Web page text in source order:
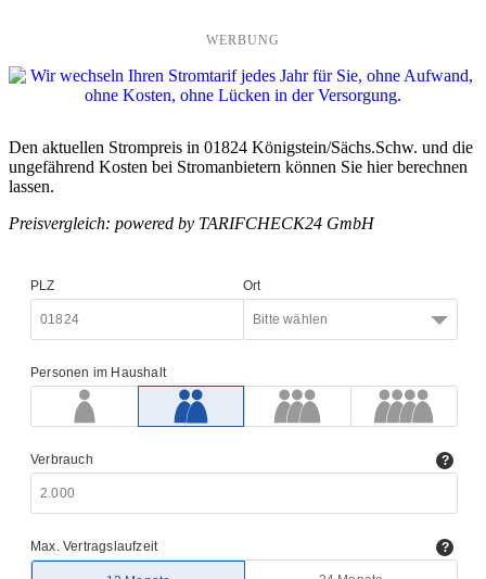
WERBUNG
Den aktuellen Strompreis in 01824 Königstein/Sächs.Schw. und die
ungefährend Kosten bei Stromanbietern können Sie hier berechnen
lassen.
Preisvergleich: powered by TARIFCHECK24 GmbH